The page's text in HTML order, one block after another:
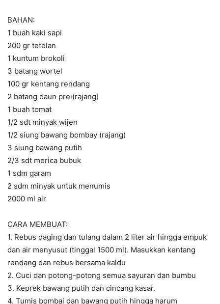
BAHAN:
1 buah kaki sapi
200 gr tetelan
1 kuntum brokoli
3 batang wortel
100 gr kentang rendang
2 batang daun prei(rajang)
1 buah tomat
1/2 sdt minyak wijen
1/2 siung bawang bombay (rajang)
3 siung bawang putih
2/3 sdt merica bubuk
1 sdm garam
2 sdm minyak untuk menumis
2000 ml air
CARA MEMBUAT:
1. Rebus daging dan tulang dalam 2 liter air hingga empuk
dan air menyusut (tinggal 1500 ml). Masukkan kentang
rendang dan rebus bersama kaldu
2. Cuci dan potong-potong semua sayuran dan bumbu
3. Keprek bawang putih dan cincang kasar.
4. Tumis bombai dan bawang putih hingga harum